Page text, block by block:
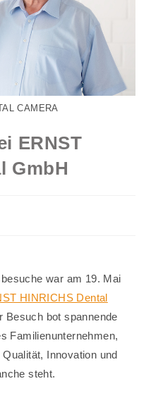
CAMERA
ERNST
GmbH
war am 19. Mai
HINRICHS Dental
Besuch bot spannende
Familienunternehmen,
Innovation und
steht.